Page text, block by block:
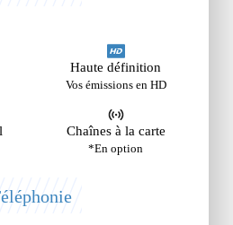
Haute définition
Vos émissions en HD
Chaînes à la carte
*En option